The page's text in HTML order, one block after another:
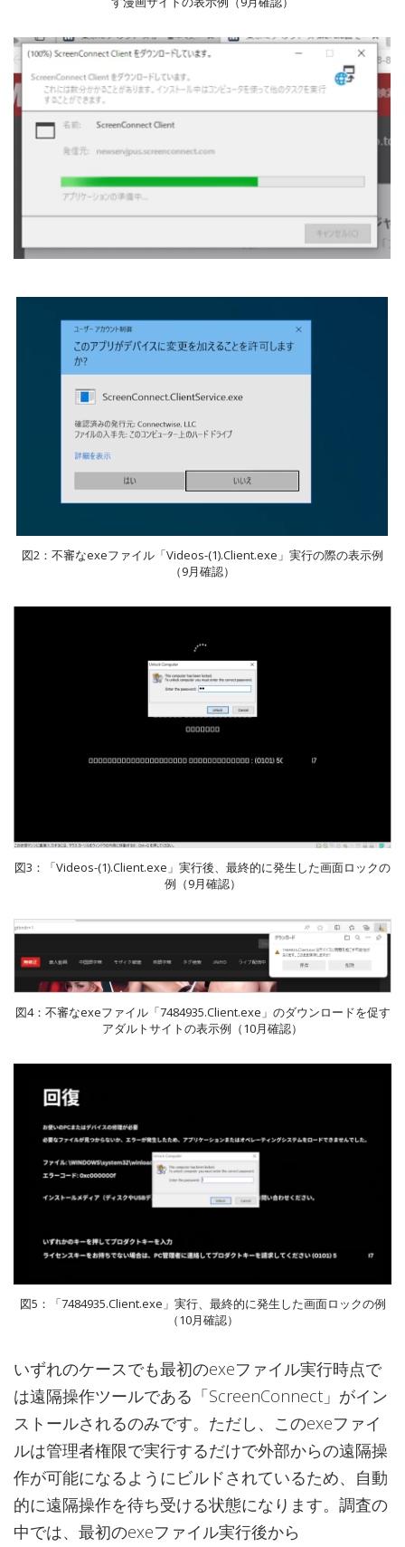
図2：不審なexeファイル「Videos-(1).Client.exe」実行の際の表示例
（9月確認）
図3：「Videos-(1).Client.exe」実行後、最終的に発生した画面ロックの
例（9月確認）
図4：不審なexeファイル「7484935.Client.exe」のダウンロードを促す
アダルトサイトの表示例（10月確認）
図5：「7484935.Client.exe」実行、最終的に発生した画面ロックの例
（10月確認）
いずれのケースでも最初のexeファイル実行時点で
は遠隔操作ツールである「ScreenConnect」がイン
ストールされるのみです。ただし、このexeファイ
ルは管理者権限で実行するだけで外部からの遠隔操
作が可能になるようにビルドされているため、自動
的に遠隔操作を待ち受ける状態になります。調査の
中では、最初のexeファイル実行後から